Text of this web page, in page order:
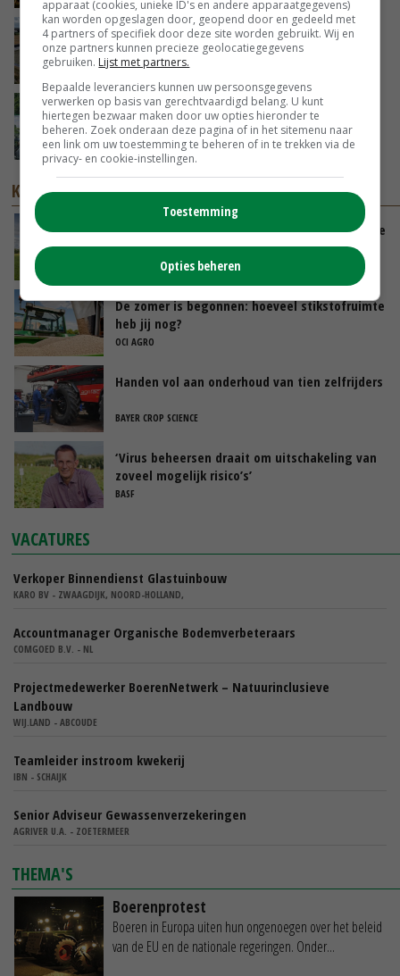
Droogte veroorzaakt steeds meer problemen:
‘Bassin afgelopen week al leeg’
06-08-2026
Oekraïne-vlogger Kees Huizinga: ‘Bezoek van
de ambassade mag zelf groente plukken’
GISTEREN, 12:00
KENNISPARTNERS
Waar valt vandaag de meeste energiewinst te
behalen
DLV ADVIES
De zomer is begonnen: hoeveel stikstofruimte
heb jij nog?
OCI AGRO
Handen vol aan onderhoud van tien zelfrijders
BAYER CROP SCIENCE
‘Virus beheersen draait om uitschakeling van
zoveel mogelijk risico’s’
BASF
VACATURES
Verkoper Binnendienst Glastuinbouw
KARO BV - ZWAAGDIJK, NOORD-HOLLAND,
Accountmanager Organische Bodemverbeteraars
COMGOED B.V. - NL
Projectmedewerker BoerenNetwerk – Natuurinclusieve
Landbouw
WIJ.LAND - ABCOUDE
Teamleider instroom kwekerij
IBN - SCHAIJK
Senior Adviseur Gewassenverzekeringen
AGRIVER U.A. - ZOETERMEER
THEMA'S
Boerenprotest
Boeren in Europa uiten hun ongenoegen over het beleid
van de EU en de nationale regeringen. Onder...
apparaat (cookies, unieke ID's en andere apparaatgegevens)
kan worden opgeslagen door, geopend door en gedeeld met
4 partners of specifiek door deze site worden gebruikt. Wij en
onze partners kunnen precieze geolocatiegegevens
gebruiken. Lijst met partners.
Bepaalde leveranciers kunnen uw persoonsgegevens
verwerken op basis van gerechtvaardigd belang. U kunt
hiertegen bezwaar maken door uw opties hieronder te
beheren. Zoek onderaan deze pagina of in het sitemenu naar
een link om uw toestemming te beheren of in te trekken via de
privacy- en cookie-instellingen.
Toestemming
Opties beheren